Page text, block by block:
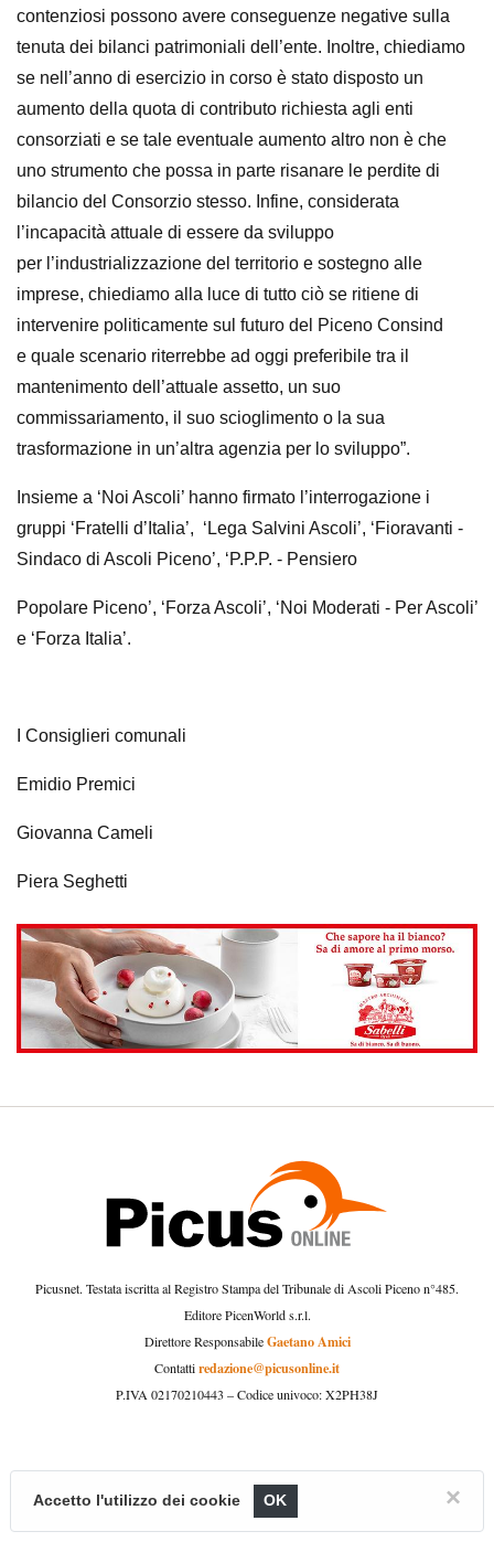
contenziosi possono avere conseguenze negative sulla
tenuta dei bilanci patrimoniali dell’ente. Inoltre, chiediamo
se nell’anno di esercizio in corso è stato disposto un
aumento della quota di contributo richiesta agli enti
consorziati e se tale eventuale aumento altro non è che
uno strumento che possa in parte risanare le perdite di
bilancio del Consorzio stesso. Infine, considerata
l’incapacità attuale di essere da sviluppo
per l’industrializzazione del territorio e sostegno alle
imprese, chiediamo alla luce di tutto ciò se ritiene di
intervenire politicamente sul futuro del Piceno Consind
e quale scenario riterrebbe ad oggi preferibile tra il
mantenimento dell’attuale assetto, un suo
commissariamento, il suo scioglimento o la sua
trasformazione in un’altra agenzia per lo sviluppo”.
Insieme a ‘Noi Ascoli’ hanno firmato l’interrogazione i
gruppi ‘Fratelli d’Italia’, ‘Lega Salvini Ascoli’, ‘Fioravanti -
Sindaco di Ascoli Piceno’, ‘P.P.P. - Pensiero
Popolare Piceno’, ‘Forza Ascoli’, ‘Noi Moderati - Per Ascoli’
e ‘Forza Italia’.
I Consiglieri comunali
Emidio Premici
Giovanna Cameli
Piera Seghetti
Picusnet. Testata iscritta al Registro Stampa del Tribunale di Ascoli Piceno n°485.
Editore PicenWorld s.r.l.
Direttore ResponsabileGaetano Amici
Contattiredazione@picusonline.it
P.IVA 02170210443 – Codice univoco: X2PH38J
Accetto l'utilizzo dei cookie OK ×